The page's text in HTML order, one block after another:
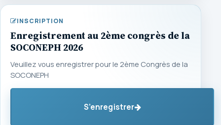
INSCRIPTION
Enregistrement au 2ème congrès de la
SOCONEPH 2026
Veuillez vous enregistrer pour le 2ème Congrès de la
SOCONEPH
S’enregistrer